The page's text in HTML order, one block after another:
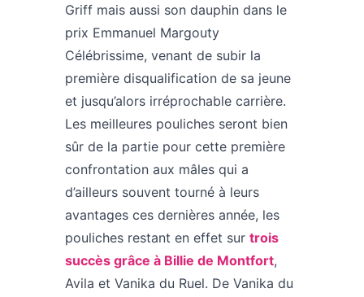
Griff mais aussi son dauphin dans le
prix Emmanuel Margouty
Célébrissime, venant de subir la
première disqualification de sa jeune
et jusqu’alors irréprochable carrière.
Les meilleures pouliches seront bien
sûr de la partie pour cette première
confrontation aux mâles qui a
d’ailleurs souvent tourné à leurs
avantages ces dernières année, les
pouliches restant en effet sur trois
succès grâce à Billie de Montfort,
Avila et Vanika du Ruel. De Vanika du